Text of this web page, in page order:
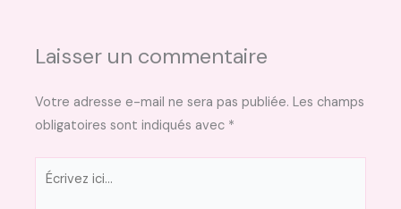
Laisser un commentaire
Votre adresse e-mail ne sera pas publiée. Les champs
obligatoires sont indiqués avec *
Écrivez